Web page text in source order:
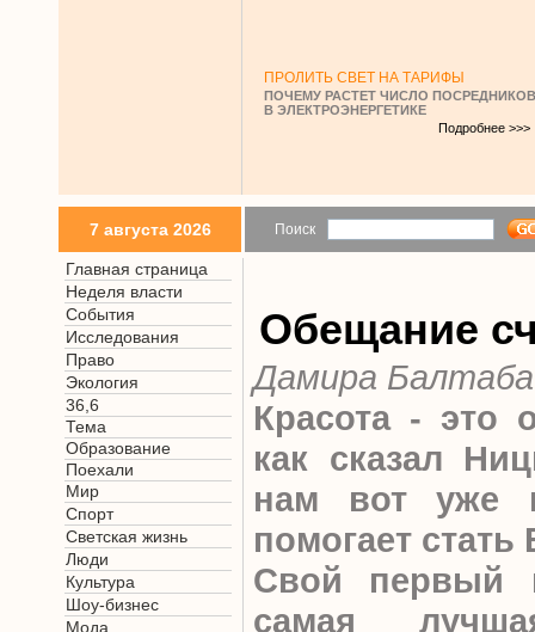
ПРОЛИТЬ СВЕТ НА ТАРИФЫ
ПОЧЕМУ РАСТЕТ ЧИСЛО ПОСРЕДНИКОВ
В ЭЛЕКТРОЭНЕРГЕТИКЕ
Подробнее >>>
7 августа 2026 Поиск
Главная страница
Неделя власти
События
Исследования
Право
Экология
36,6
Тема
Образование
Поехали
Мир
Спорт
Светская жизнь
Люди
Культура
Шоу-бизнес
Мода
Обещание
Дамира
Красота - это
как сказал
нам вот уже
помогает
Свой первый
самая